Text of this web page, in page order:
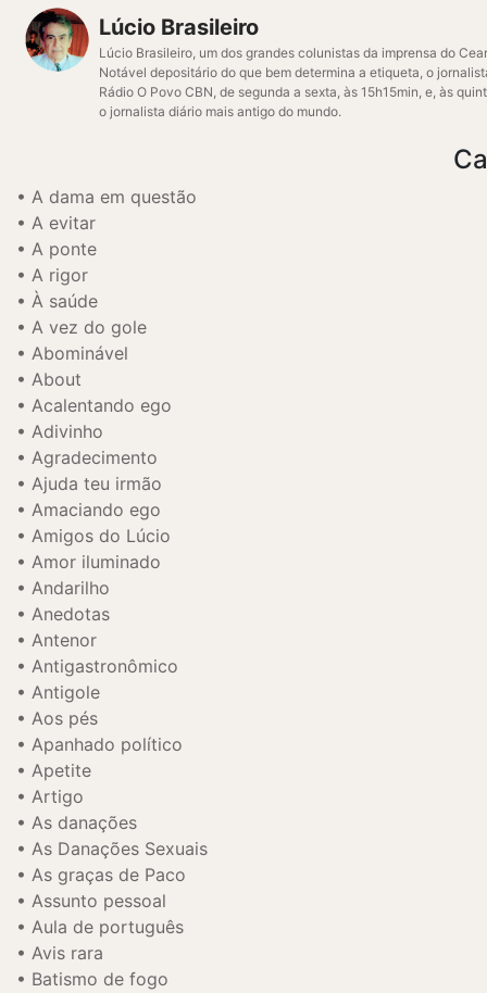
Lúcio Brasileiro
Lúcio Brasileiro, um dos grandes colunistas da imprensa do
Notável depositário do que bem determina a etiqueta, o
Rádio O Povo CBN, de segunda a sexta, às 15h15min, e, às
o jornalista diário mais antigo do mundo.
A dama em questão
A evitar
A ponte
A rigor
À saúde
A vez do gole
Abominável
About
Acalentando ego
Adivinho
Agradecimento
Ajuda teu irmão
Amaciando ego
Amigos do Lúcio
Amor iluminado
Andarilho
Anedotas
Antenor
Antigastronômico
Antigole
Aos pés
Apanhado político
Apetite
Artigo
As danações
As Danações Sexuais
As graças de Paco
Assunto pessoal
Aula de português
Avis rara
Batismo de fogo